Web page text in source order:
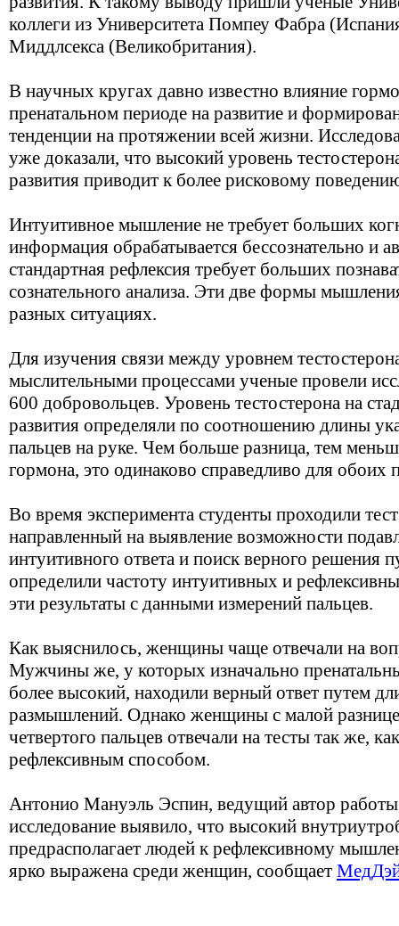
коллеги из Университета Помпеу Фабра
Миддлсекса (Великобритания).
В научных кругах давно известно влияние
пренатальном периоде на развитие и
тенденции на протяжении всей жизни.
уже доказали, что высокий уровень
развития приводит к более рисковому
Интуитивное мышление не требует больших
информация обрабатывается бессознательно и
стандартная рефлексия требует больших
сознательного анализа. Эти две формы
разных ситуациях.
Для изучения связи между уровнем
мыслительными процессами ученые провели
600 добровольцев. Уровень тестостерона на
развития определяли по соотношению длины
пальцев на руке. Чем больше разница, тем
гормона, это одинаково справедливо для обоих
Во время эксперимента студенты проходили
направленный на выявление возможности
интуитивного ответа и поиск верного решения
определили частоту интуитивных и
эти результаты с данными измерений пальцев.
Как выяснилось, женщины чаще отвечали на
Мужчины же, у которых изначально
более высокий, находили верный ответ путем
размышлений. Однако женщины с малой
четвертого пальцев отвечали на тесты так же,
рефлексивным способом.
Антонио Мануэль Эспин, ведущий автор
исследование выявило, что высокий
предрасполагает людей к рефлексивному
ярко выражена среди женщин, сообщает